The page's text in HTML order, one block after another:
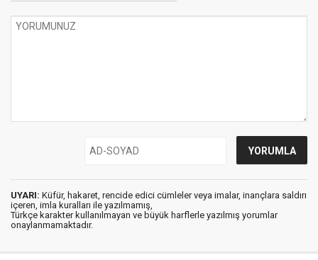
UYARI: Küfür, hakaret, rencide edici cümleler veya imalar, inançlara saldırı
içeren, imla kuralları ile yazılmamış,
Türkçe karakter kullanılmayan ve büyük harflerle yazılmış yorumlar
onaylanmamaktadır.